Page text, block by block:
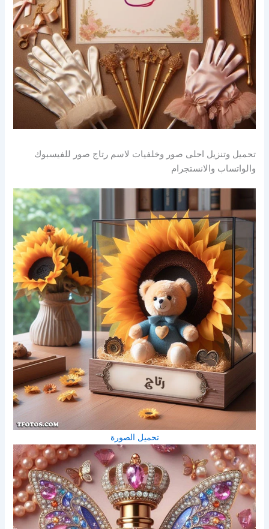
تحميل وتنزيل احلى صور وخلفيات لاسم رتاج صور للفيسبوك
والواتساب والانستجرام
تحميل الصورة